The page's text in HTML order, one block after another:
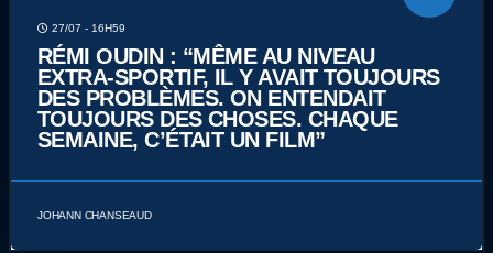
27/07 - 16H59
RÉMI OUDIN : “MÊME AU NIVEAU
EXTRA-SPORTIF, IL Y AVAIT TOUJOURS
DES PROBLÈMES. ON ENTENDAIT
TOUJOURS DES CHOSES. CHAQUE
SEMAINE, C’ÉTAIT UN FILM”
JOHANN CHANSEAUD